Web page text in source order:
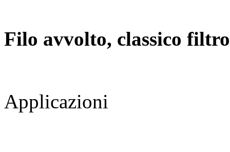
Filo avvolto, classico
Applicazioni